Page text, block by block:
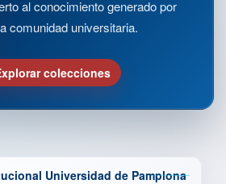
al conocimiento generado por
comunidad universitaria.
colecciones
Universidad de Pamplona